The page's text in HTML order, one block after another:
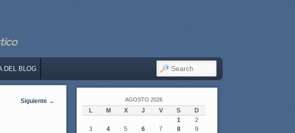
DEL BLOG SEARCH
Siguiente → AGOSTO 2026
L M X J V S
D
1
2
3
4 5 6 7 8
9